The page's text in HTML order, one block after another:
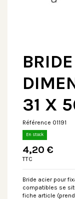
31 X
Référence 01191
En stock
4,20 €
TTC
Bride acier pour
compatibles se
fiche article